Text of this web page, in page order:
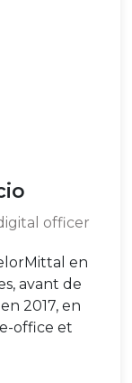
officer
en
avant de
2017, en
office et